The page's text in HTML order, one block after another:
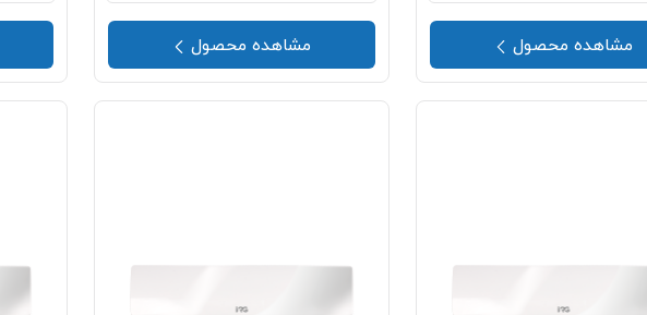
مشاهده محصول مشاهده محصول